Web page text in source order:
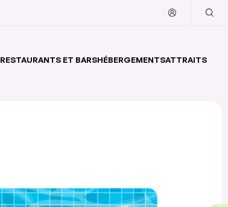
RESTAURANTS ET BARSHÉBERGEMENTSATTRAITS